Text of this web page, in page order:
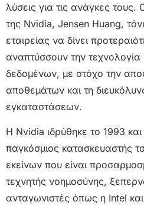
λύσεις για τις ανάγκες
της Nvidia, Jensen Huang,
εταιρείας να δίνει
αναπτύσσουν την
δεδομένων, με στόχο την
αποθεμάτων και τη
εγκαταστάσεων.
Η Nvidia ιδρύθηκε το 1993
παγκόσμιος κατασκευαστής
εκείνων που είναι
τεχνητής νοημοσύνης,
ανταγωνιστές όπως η Intel